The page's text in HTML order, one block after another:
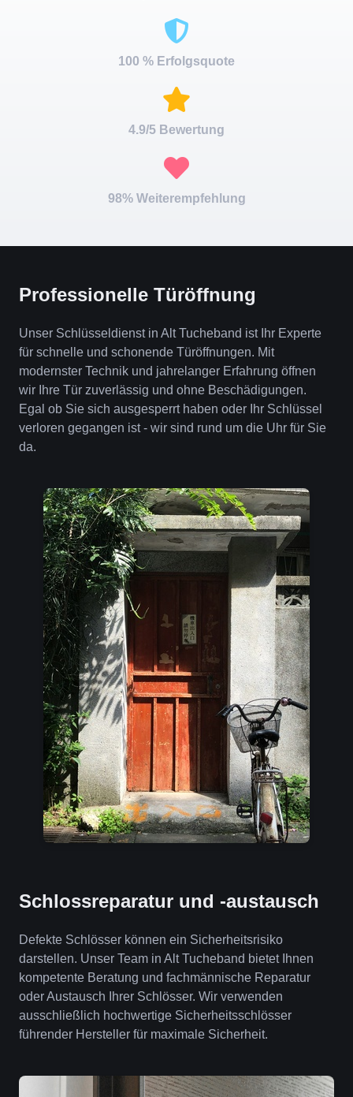
100 % Erfolgsquote
4.9/5 Bewertung
98% Weiterempfehlung
Professionelle Türöffnung
Unser Schlüsseldienst in Alt Tucheband ist Ihr Experte
für schnelle und schonende Türöffnungen. Mit
modernster Technik und jahrelanger Erfahrung öffnen
wir Ihre Tür zuverlässig und ohne Beschädigungen.
Egal ob Sie sich ausgesperrt haben oder Ihr Schlüssel
verloren gegangen ist - wir sind rund um die Uhr für Sie
da.
Schlossreparatur und -austausch
Defekte Schlösser können ein Sicherheitsrisiko
darstellen. Unser Team in Alt Tucheband bietet Ihnen
kompetente Beratung und fachmännische Reparatur
oder Austausch Ihrer Schlösser. Wir verwenden
ausschließlich hochwertige Sicherheitsschlösser
führender Hersteller für maximale Sicherheit.